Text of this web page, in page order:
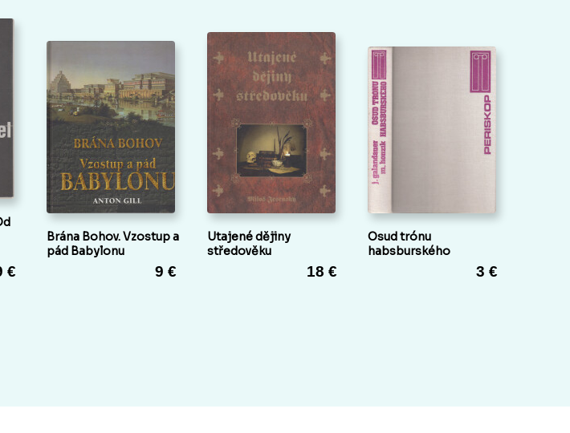
€
Brána Bohov. Vzostup a
pád Babylonu
9 €
Utajené dějiny
středověku
18 €
Osud trónu
habsburského
3 €